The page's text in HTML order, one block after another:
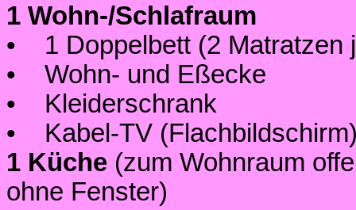
1 Wohn-/Schlafraum
• 1 Doppelbett (2 Matratzen
• Wohn- und Eßecke
• Kleiderschrank
• Kabel-TV
1 Küche (zum Wohnraum
ohne Fenster)